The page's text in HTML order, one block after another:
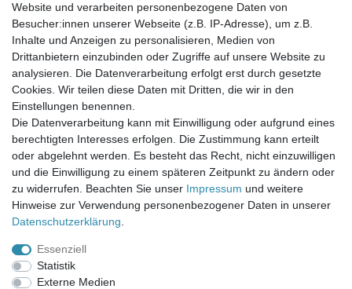
Newsletter-Anmeldung
FAQ / Fragen
Mein Warenkorb
Mein Merkzettel
Mein Konto
UNSER LADENGESCHÄFT
Gottlieb-Daimler-Str. 10
33334 Gütersloh
ÖFFNUNGSZEITEN
Montag - Dienstag: 8.00 - 18.00 Uhr, Mittwoch Ruhetag,
Donnerstag: 8.00 - 18.00 Uhr, Freitag 8.00 - 14.00 Uhr
KUNDENSERVICE
Telefon: (05241) 403 22 38
Website und verarbeiten personenbezogene Daten von
Besucher:innen unserer Webseite (z.B. IP-Adresse), um z.B.
Inhalte und Anzeigen zu personalisieren, Medien von
Drittanbietern einzubinden oder Zugriffe auf unsere Website zu
analysieren. Die Datenverarbeitung erfolgt erst durch gesetzte
Cookies. Wir teilen diese Daten mit Dritten, die wir in den
Einstellungen benennen.
Die Datenverarbeitung kann mit Einwilligung oder aufgrund eines
berechtigten Interesses erfolgen. Die Zustimmung kann erteilt
oder abgelehnt werden. Es besteht das Recht, nicht einzuwilligen
und die Einwilligung zu einem späteren Zeitpunkt zu ändern oder
zu widerrufen. Beachten Sie unser Impressum und weitere
Hinweise zur Verwendung personenbezogener Daten in unserer
Daten­schutz­erklärung
Essenziell
Statistik
Externe Medien